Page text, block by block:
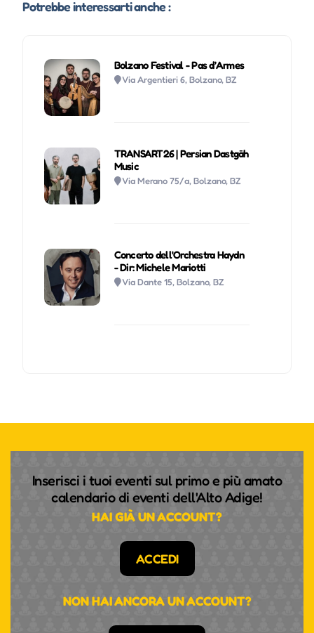
Potrebbe interessarti anche :
Bolzano Festival - Pas d’Armes
Via Argentieri 6, Bolzano, BZ
TRANSART26 | Persian Dastgāh
Music
Via Merano 75/a, Bolzano, BZ
Concerto dell'Orchestra Haydn
- Dir: Michele Mariotti
Via Dante 15, Bolzano, BZ
Inserisci i tuoi eventi sul primo e più amato
calendario di eventi dell'Alto Adige!
HAI GIÀ UN ACCOUNT?
ACCEDI
NON HAI ANCORA UN ACCOUNT?